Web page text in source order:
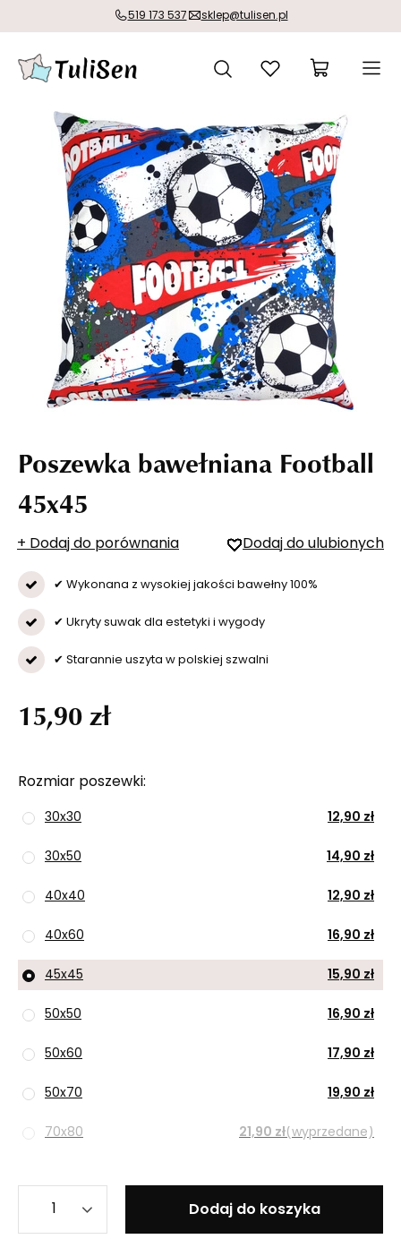
519 173 537 sklep@tulisen.pl
Poszewka bawełniana Football
45x45
+ Dodaj do porównania Dodaj do ulubionych
✔ Wykonana z wysokiej jakości bawełny 100%
✔ Ukryty suwak dla estetyki i wygody
✔ Starannie uszyta w polskiej szwalni
Rozmiar poszewki
30x30 12,90 zł
30x50 14,90 zł
40x40 12,90 zł
40x60 16,90 zł
45x45 15,90 zł
50x50 16,90 zł
50x60 17,90 zł
50x70 19,90 zł
70x80 21,90 zł(wyprzedane)
15,90 zł
Dodaj do koszyka